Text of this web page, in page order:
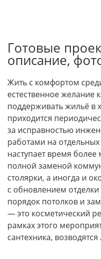
Готовые
описание,
Жить с комфортом
естественное желание
поддерживать жильё в
приходится
за исправностью
работами на
наступает время
полной заменой
столярки, а иногда и
с обновлением
порядок потолков и
— это косметический
рамках этого
сантехника,